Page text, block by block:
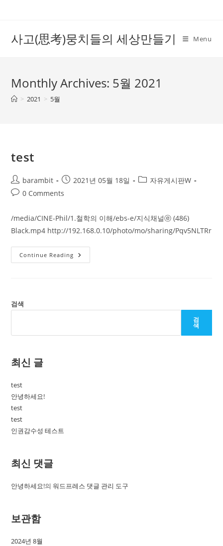
사고(思考)뭉치들의 세상만들기 Menu
Monthly Archives: 5월 2021
> 2021 > 5월
test
Post
author:
barambit
Post
published:
2021년 05월 18일
Post자유게시판W
Post0 Comments
/media/CINE-Phil/1.철학의 이해/ebs-e/지식채널ⓔ (486)
Black.mp4 http://192.168.0.10/photo/mo/sharing/Pqv5NLTRr
Continue Reading Test
검색
검
색
최신 글
test
안녕하세요!
test
test
인권감수성 테스트
최신 댓글
안녕하세요!의워드프레스 댓글 관리 도구
보관함
2024년 8월